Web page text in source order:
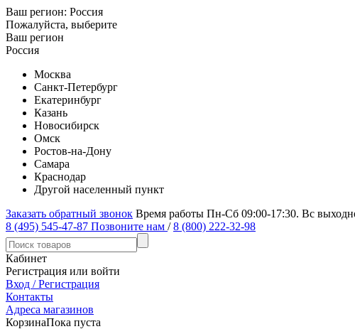
Ваш регион: Россия
Пожалуйста, выберите
Ваш регион
Россия
Москва
Санкт-Петербург
Екатеринбург
Казань
Новосибирск
Омск
Ростов-на-Дону
Самара
Краснодар
Другой населенный пункт
Заказать обратный звонок Время работы Пн-Сб 09:00-17:30. Вс
8 (495) 545-47-87 Позвоните нам / 8 (800) 222-32-98
Кабинет
Регистрация или войти
Вход / Регистрация
Контакты
Адреса магазинов
КорзинаПока пуста